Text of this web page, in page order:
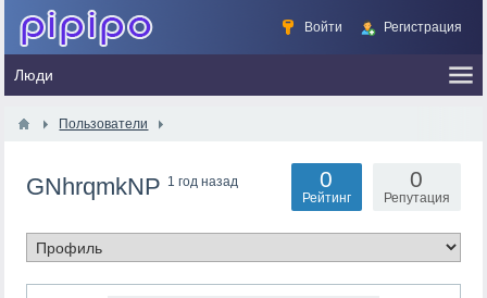
Войти Регистрация
Пользователи
GNhrqmkNP 1 год назад 0
Репутация
0
Рейтинг